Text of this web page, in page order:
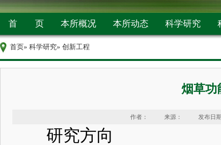
首 页 本所概况 本所动态 科学研究
首页» 科学研究» 创新工程
烟草功
作者： 来源： 发布日
研究方向